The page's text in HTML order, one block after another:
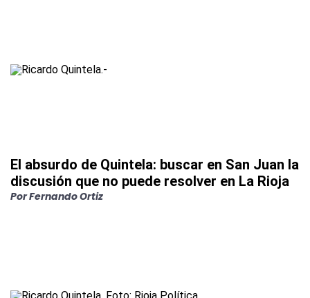
El absurdo de Quintela: buscar en San Juan la
discusión que no puede resolver en La Rioja
Por Fernando Ortiz